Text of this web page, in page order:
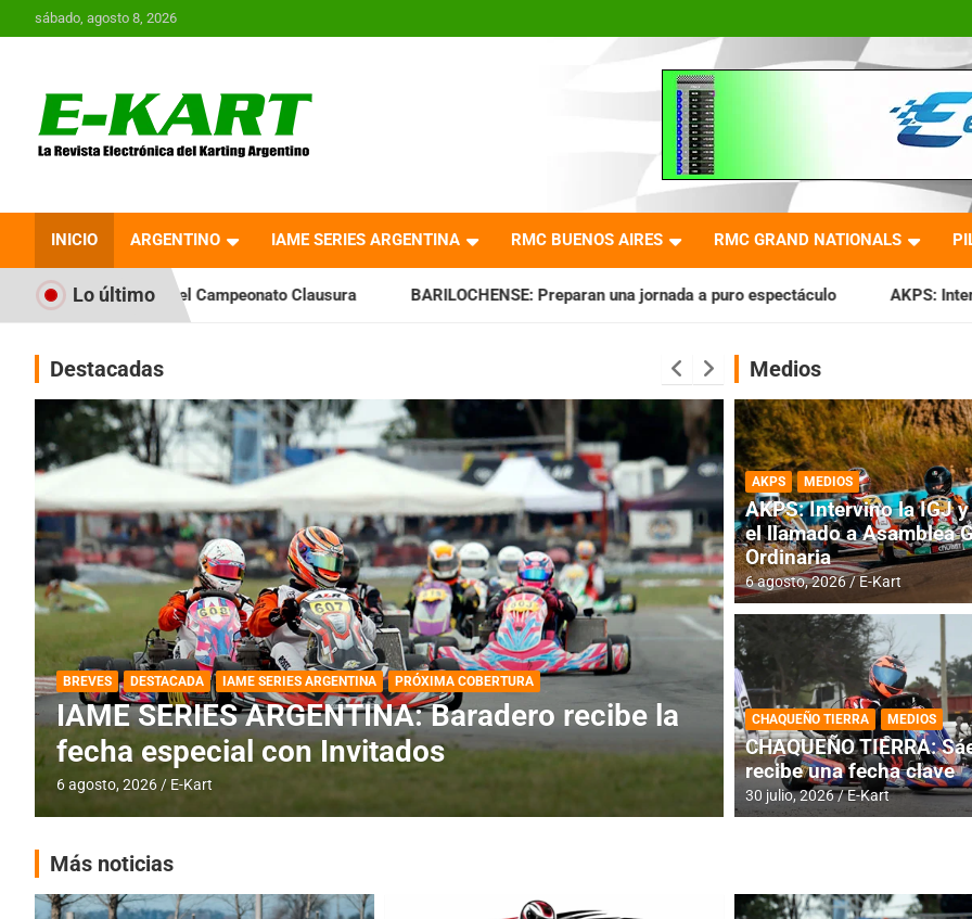
al
sábado, agosto 8, 2026
Revista Electrónica del
Karting en Argentina
INICIO ARGENTINO IAME SERIES ARGENTINA RMC BUENOS AIRES RMC GRAND NATIONALS
Lo último
Campeonato Clausura BARILOCHENSE: Preparan una jornada a puro espectáculo AKPS: Intervino la IGJ y oficializó
Destacadas
DESTACADA IAME SERIES ARGENTINA
IAME SERIES ARGENTINA: Horarios para la
fecha con Invitados
4 agosto, 2026 E-Kart
DESTACADA INFORME CENTRAL
RMC BUENOS
histórica en
4 agosto, 2026 E-Kart
Medios
AKPS MEDIOS
AKPS: Intervino la IGJ
el llamado a Asamblea
Ordinaria
6 agosto, 2026 E-Kart
CHAQUEÑO TIERRA MEDIOS
CHAQUEÑO TIERRA:
recibe una fecha clave
30 julio, 2026 E-Kart
Más noticias